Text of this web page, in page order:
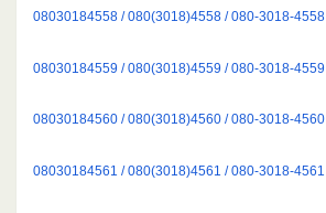
08030184558 / 080(3018)4558 / 080-3018-4558
08030184559 / 080(3018)4559 / 080-3018-4559
08030184560 / 080(3018)4560 / 080-3018-4560
08030184561 / 080(3018)4561 / 080-3018-4561